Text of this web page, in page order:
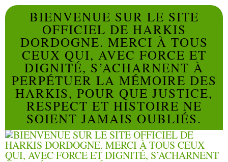
BIENVENUE SUR LE SITE
OFFICIEL DE HARKIS
DORDOGNE. MERCI À TOUS
CEUX QUI, AVEC FORCE ET
DIGNITÉ, S’ACHARNENT À
PERPÉTUER LA MÉMOIRE DES
HARKIS, POUR QUE JUSTICE,
RESPECT ET HISTOIRE NE
SOIENT JAMAIS OUBLIÉS.